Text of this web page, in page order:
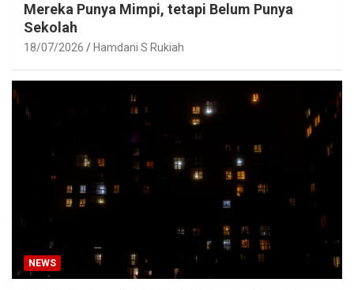
Mereka Punya Mimpi, tetapi Belum Punya
Sekolah
18/07/2026 Hamdani S Rukiah
NEWS